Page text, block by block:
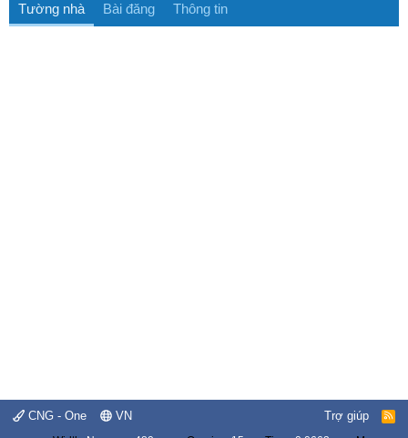
Tường nhà Bài đăng Thông tin
CNG - One VN Trợ giúp
R